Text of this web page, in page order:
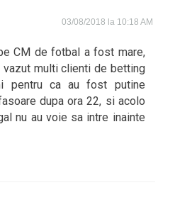
03/08/2018 la 10:18 AM
CM de fotbal a fost mare,
vazut multi clienti de betting
pentru ca au fost putine
dupa ora 22, si acolo
nu au voie sa intre inainte